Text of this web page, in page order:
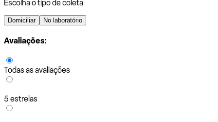
Escolha o tipo de coleta
Domiciliar No laboratório
Avaliações:
Todas as avaliações
5 estrelas